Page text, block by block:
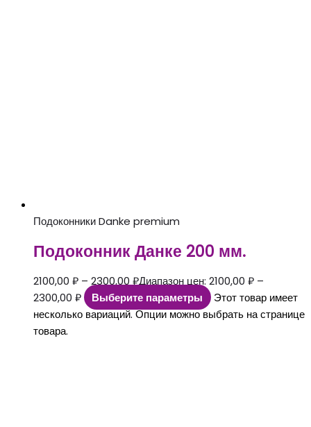
Подоконники Danke premium
Подоконник Данке 200 мм.
2100,00 ₽ – 2300,00 ₽Диапазон цен: 2100,00 ₽ –
2300,00 ₽
Выберите параметры
Этот товар имеет
несколько вариаций. Опции можно выбрать на странице
товара.